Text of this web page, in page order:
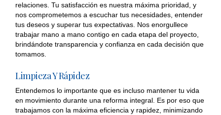
relaciones. Tu satisfacción es nuestra máxima prioridad, y
nos comprometemos a escuchar tus necesidades, entender
tus deseos y superar tus expectativas. Nos enorgullece
trabajar mano a mano contigo en cada etapa del proyecto,
brindándote transparencia y confianza en cada decisión que
tomamos.
Limpieza Y Rápidez
Entendemos lo importante que es incluso mantener tu vida
en movimiento durante una reforma integral. Es por eso que
trabajamos con la máxima eficiencia y rapidez, minimizando